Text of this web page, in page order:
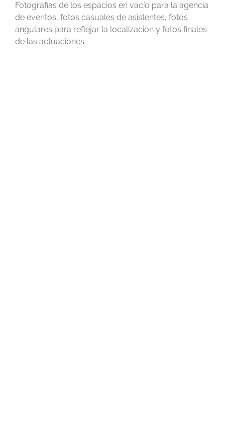
Fotografías de los espacios en vacío para la agencia
de eventos, fotos casuales de asistentes, fotos
angulares para reflejar la localización y fotos finales
de las actuaciones.